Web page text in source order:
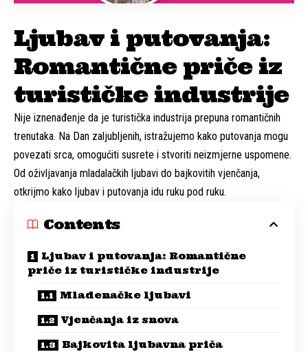
Ljubav i putovanja:
Romantične priče iz
turističke industrije
Nije iznenađenje da je turistička industrija prepuna romantičnih
trenutaka. Na Dan zaljubljenih, istražujemo kako putovanja mogu
povezati srca, omogućiti susrete i stvoriti neizmjerne uspomene.
Od oživljavanja mladalačkih ljubavi do bajkovitih vjenčanja,
otkrijmo kako ljubav i putovanja idu ruku pod ruku.
Contents
Ljubav i putovanja: Romantične
priče iz turističke industrije
Mladenačke ljubavi
Vjenčanja iz snova
Bajkovita ljubavna priča